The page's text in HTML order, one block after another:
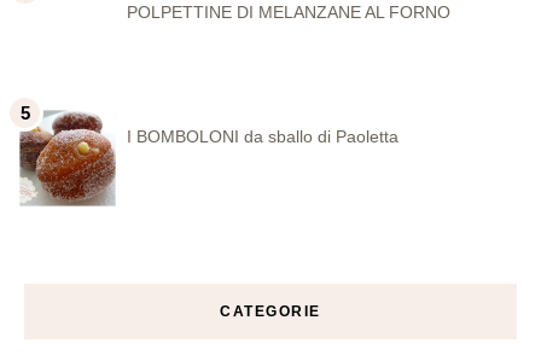
POLPETTINE DI MELANZANE AL FORNO
I BOMBOLONI da sballo di Paoletta
CATEGORIE